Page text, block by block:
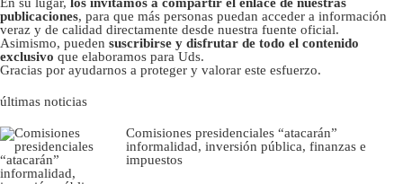
publicaciones, para que más personas puedan acceder a información
veraz y de calidad directamente desde nuestra fuente oficial.
Asimismo, pueden suscribirse y disfrutar de todo el contenido
exclusivo que elaboramos para Uds.
Gracias por ayudarnos a proteger y valorar este esfuerzo.
últimas noticias
Comisiones presidenciales “atacarán”
informalidad, inversión pública, finanzas e
impuestos